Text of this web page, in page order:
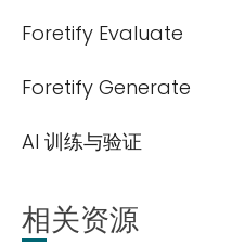
Foretify Evaluate
Foretify Generate
AI 训练与验证
相关资源
欢迎订阅我
Subscribe